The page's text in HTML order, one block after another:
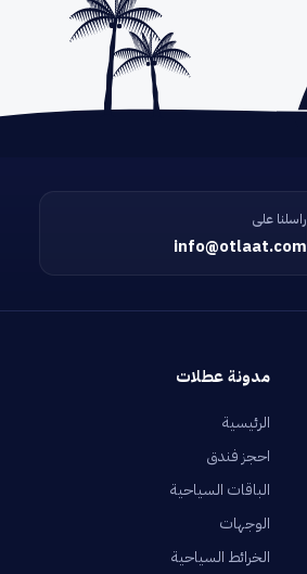
راسلنا على
info@otlaat.com
مدونة عطلات
الرئيسية
احجز فندق
الباقات السياحية
الوجهات
الخرائط السياحية